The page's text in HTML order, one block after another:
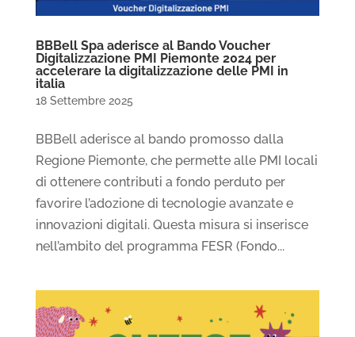
BBBell Spa aderisce al Bando Voucher
Digitalizzazione PMI Piemonte 2024 per
accelerare la digitalizzazione delle PMI in
italia
18 Settembre 2025
BBBell aderisce al bando promosso dalla
Regione Piemonte, che permette alle PMI locali
di ottenere contributi a fondo perduto per
favorire l’adozione di tecnologie avanzate e
innovazioni digitali. Questa misura si inserisce
nell’ambito del programma FESR (Fondo...